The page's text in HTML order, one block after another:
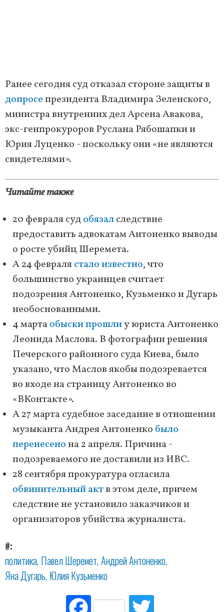
Ранее сегодня суд отказал стороне защиты в
допросепрезидента Владимира Зеленского,
министра внутренних дел Арсена Авакова,
экс-генпрокуроров Руслана Рябошапки и
Юрия Луценко - поскольку они «не являются
свидетелями».
Читайте также
20 февраля судобязалследствие
предоставить адвокатам Антонeнко выводы
о росте убийц Шeрeмeта.
А 24 февралястало известно, что
большинство украинцев считает
подозрения Антоненко, Кузьменко и Дугарь
необоснованными.
4 мартаобыски прошлиу юриста Антоненко
Леонида Маслова. В фотографии решения
Печерского районного суда Киева, было
указано, что Маслов якобы подозревается
во входе на страницу Антоненко во
«ВКонтакте».
А 27 марта судебное заседание в отношении
музыканта Андрея Антоненко было
перенесенона 2 апреля. Причина -
подозреваемого не доставили из ИВС.
28 сентября прокуратура огласила
обвинительный актв этом деле, причем
следствие не установило заказчиков и
организаторов убийства журналиста.
#
политика Павел Шеремет Андрей Антоненко
Яна Дугарь Юлия Кузьменко
Fac